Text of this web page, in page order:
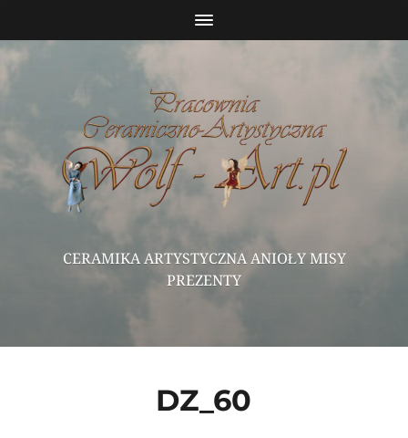
CERAMIKA ARTYSTYCZNA ANIOŁY MISY
PREZENTY
DZ_60